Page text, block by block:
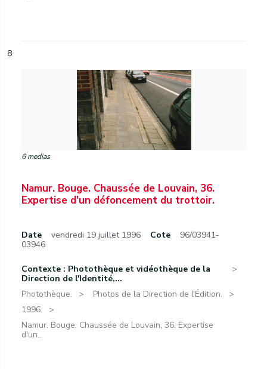
8
6 medias
Namur. Bouge. Chaussée de Louvain, 36.
Expertise d'un défoncement du trottoir.
Date vendredi 19 juillet 1996 Cote
96/03941-
03946
Contexte : Photothèque et vidéothèque de la
Direction de l'Identité,...
Photothèque.
Photos de la Direction de l'Édition.
1996.
Namur. Bouge. Chaussée de Louvain, 36. Expertise
d'un...